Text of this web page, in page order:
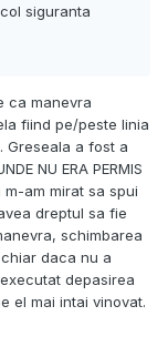
siguranta
ca manevra
fiind pe/peste linia
Greseala a fost a
NU ERA PERMIS
am mirat sa spui
dreptul sa fie
schimbarea
daca nu a
depasirea
el mai intai vinovat.